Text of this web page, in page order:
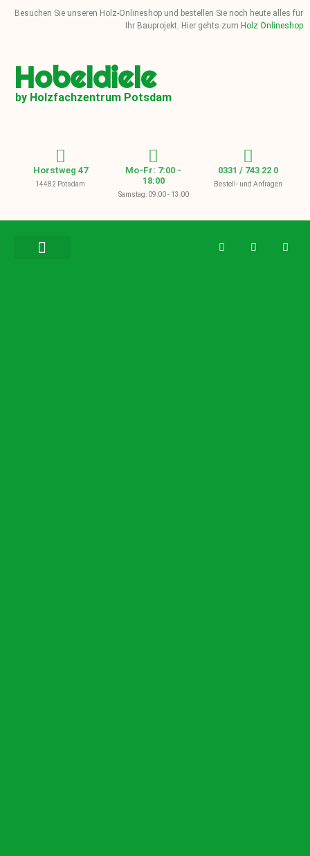
Besuchen Sie unseren Holz-Onlineshop und bestellen Sie noch heute alles für
Ihr Bauprojekt. Hier gehts zum Holz Onlineshop
Hobeldiele
by Holzfachzentrum Potsdam
Horstweg 47
14482 Potsdam
Mo-Fr: 7:00 -
18:00
Samstag: 09:00 - 13:00
0331 / 743 22 0
Bestell- und Anfragen